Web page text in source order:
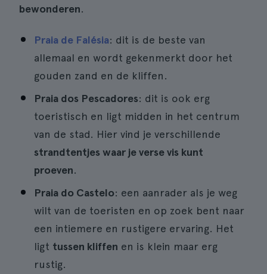
bewonderen.
Praia de Falésia: dit is de beste van
allemaal en wordt gekenmerkt door het
gouden zand en de kliffen.
Praia dos Pescadores: dit is ook erg
toeristisch en ligt midden in het centrum
van de stad. Hier vind je verschillende
strandtentjes waar je verse vis kunt
proeven.
Praia do Castelo: een aanrader als je weg
wilt van de toeristen en op zoek bent naar
een intiemere en rustigere ervaring. Het
ligt tussen kliffen en is klein maar erg
rustig.